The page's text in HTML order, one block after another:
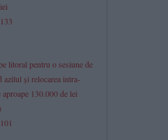
133
litoral pentru o sesiune de
azilul și relocarea intra-
130.000 de lei
101